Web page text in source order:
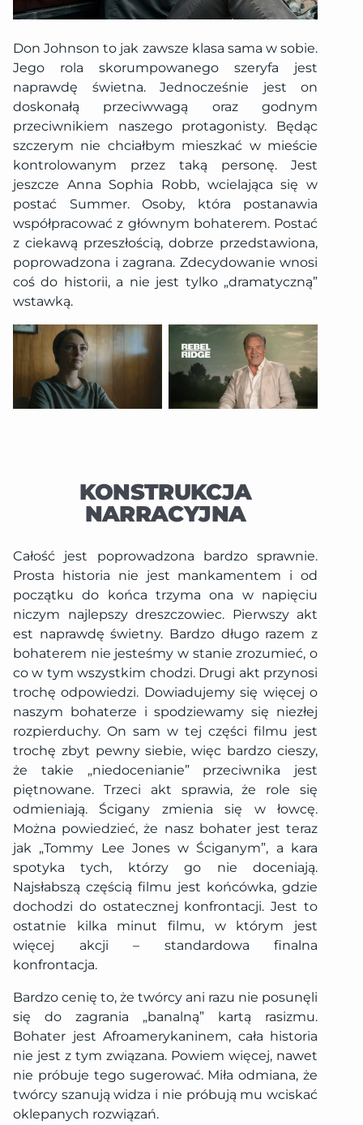
Don Johnson to jak zawsze klasa sama w sobie.
Jego rola skorumpowanego szeryfa jest
naprawdę świetna. Jednocześnie jest on
doskonałą przeciwwagą oraz godnym
przeciwnikiem naszego protagonisty. Będąc
szczerym nie chciałbym mieszkać w mieście
kontrolowanym przez taką personę. Jest
jeszcze Anna Sophia Robb, wcielająca się w
postać Summer. Osoby, która postanawia
współpracować z głównym bohaterem. Postać
z ciekawą przeszłością, dobrze przedstawiona,
poprowadzona i zagrana. Zdecydowanie wnosi
coś do historii, a nie jest tylko „dramatyczną”
wstawką.
KONSTRUKCJA
NARRACYJNA
Całość jest poprowadzona bardzo sprawnie.
Prosta historia nie jest mankamentem i od
początku do końca trzyma ona w napięciu
niczym najlepszy dreszczowiec. Pierwszy akt
est naprawdę świetny. Bardzo długo razem z
bohaterem nie jesteśmy w stanie zrozumieć, o
co w tym wszystkim chodzi. Drugi akt przynosi
trochę odpowiedzi. Dowiadujemy się więcej o
naszym bohaterze i spodziewamy się niezłej
rozpierduchy. On sam w tej części filmu jest
trochę zbyt pewny siebie, więc bardzo cieszy,
że takie „niedocenianie” przeciwnika jest
piętnowane. Trzeci akt sprawia, że role się
odmieniają. Ścigany zmienia się w łowcę.
Można powiedzieć, że nasz bohater jest teraz
jak „Tommy Lee Jones w Ściganym”, a kara
spotyka tych, którzy go nie doceniają.
Najsłabszą częścią filmu jest końcówka, gdzie
dochodzi do ostatecznej konfrontacji. Jest to
ostatnie kilka minut filmu, w którym jest
więcej akcji – standardowa finalna
konfrontacja.
Bardzo cenię to, że twórcy ani razu nie posunęli
się do zagrania „banalną” kartą rasizmu.
Bohater jest Afroamerykaninem, cała historia
nie jest z tym związana. Powiem więcej, nawet
nie próbuje tego sugerować. Miła odmiana, że
twórcy szanują widza i nie próbują mu wciskać
oklepanych rozwiązań.